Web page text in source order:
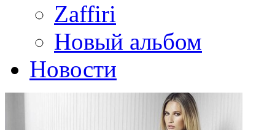
Zaffiri
Новый альбом
Новости